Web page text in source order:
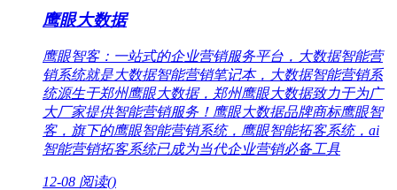
鹰眼大数据
鹰眼智客：一站式的企业营销服务平台，大数据智能营
销系统就是大数据智能营销笔记本，大数据智能营销系
统源生于郑州鹰眼大数据，郑州鹰眼大数据致力于为广
大厂家提供智能营销服务！鹰眼大数据品牌商标鹰眼智
客，旗下的鹰眼智能营销系统，鹰眼智能拓客系统，ai
智能营销拓客系统已成为当代企业营销必备工具
12-08 阅读()